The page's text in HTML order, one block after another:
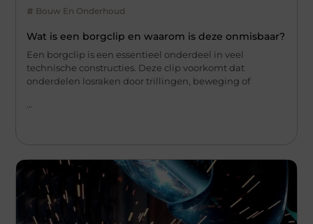
Bouw En Onderhoud
Wat is een borgclip en waarom is deze onmisbaar?
Een borgclip is een essentieel onderdeel in veel
technische constructies. Deze clip voorkomt dat
onderdelen losraken door trillingen, beweging of
...